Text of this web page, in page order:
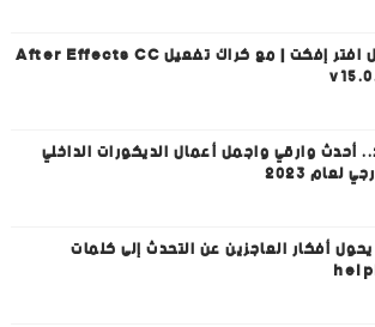
تحميل افتر إفكت | مع كراك تفعيل After Effects CC
أحدث وارقي واجمل أعمال الديكورات الداخلي
لعام 2023
أفكار العاجزين عن التحدث إلى كلمات